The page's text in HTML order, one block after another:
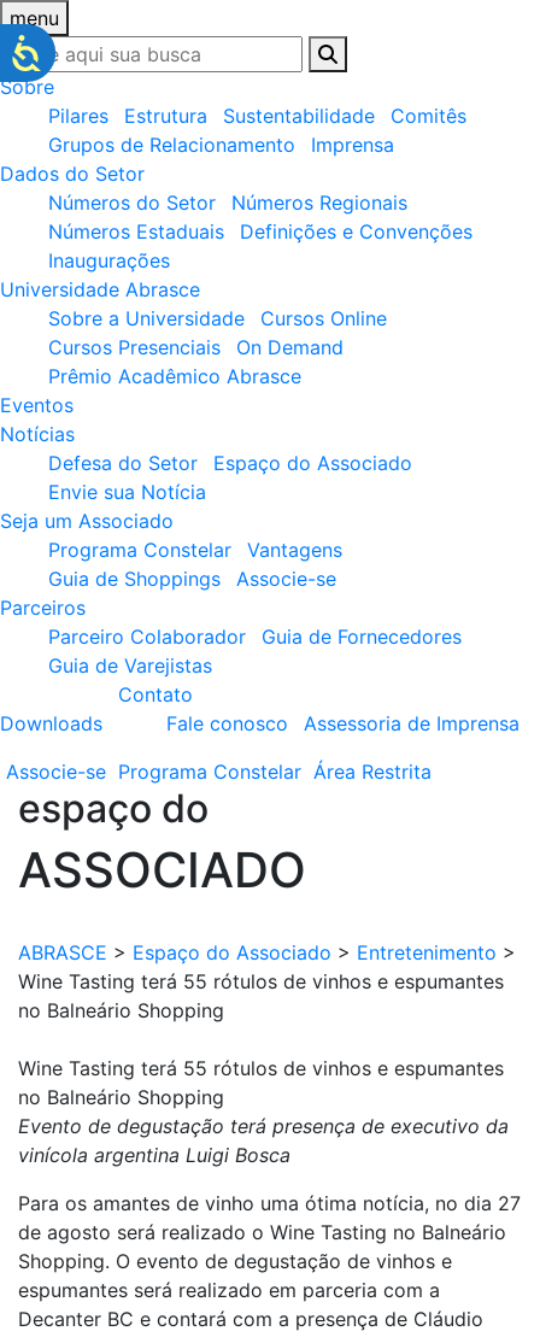
menu
Sobre
Pilares
Estrutura Sustentabilidade
Comitês
Grupos de Relacionamento
Imprensa
Dados do Setor
Números do Setor
Números Regionais
Números Estaduais
Definições e Convenções
Inaugurações
Universidade Abrasce
Sobre a Universidade
Cursos Online
Cursos Presenciais
On Demand
Prêmio Acadêmico Abrasce
Eventos
Notícias
Defesa do Setor
Espaço do Associado
Envie sua Notícia
Seja um Associado
Programa Constelar
Vantagens
Guia de Shoppings
Associe-se
Parceiros
Parceiro Colaborador
Guia de Fornecedores
Guia de Varejistas
Downloads
Contato
Fale conosco
Assessoria de Imprensa
Associe-se Programa Constelar Área Restrita
espaço do
ASSOCIADO
ABRASCE > Espaço do Associado > Entretenimento >
Wine Tasting terá 55 rótulos de vinhos e espumantes
no Balneário Shopping
Wine Tasting terá 55 rótulos de vinhos e espumantes
no Balneário Shopping
Evento de degustação terá presença de executivo da
vinícola argentina Luigi Bosca
Para os amantes de vinho uma ótima notícia, no dia 27
de agosto será realizado o Wine Tasting no Balneário
Shopping. O evento de degustação de vinhos e
espumantes será realizado em parceria com a
Decanter BC e contará com a presença de Cláudio